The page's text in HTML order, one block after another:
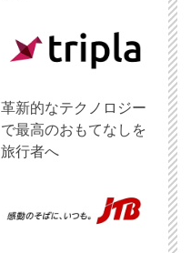
革新的なテクノロジー
で最高のおもてなしを
旅行者へ